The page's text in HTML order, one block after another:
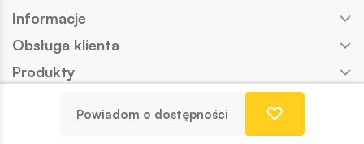
Powiadom o dostępności
Informacje
Obsługa klienta
Produkty